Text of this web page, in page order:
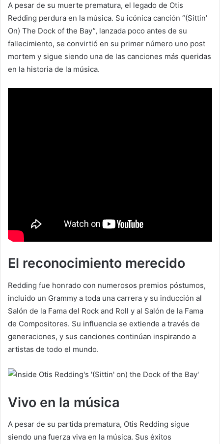
A pesar de su muerte prematura, el legado de Otis
Redding perdura en la música. Su icónica canción “(Sittin’
On) The Dock of the Bay”, lanzada poco antes de su
fallecimiento, se convirtió en su primer número uno post
mortem y sigue siendo una de las canciones más queridas
en la historia de la música.
El reconocimiento merecido
Redding fue honrado con numerosos premios póstumos,
incluido un Grammy a toda una carrera y su inducción al
Salón de la Fama del Rock and Roll y al Salón de la Fama
de Compositores. Su influencia se extiende a través de
generaciones, y sus canciones continúan inspirando a
artistas de todo el mundo.
Vivo en la música
A pesar de su partida prematura, Otis Redding sigue
siendo una fuerza viva en la música. Sus éxitos